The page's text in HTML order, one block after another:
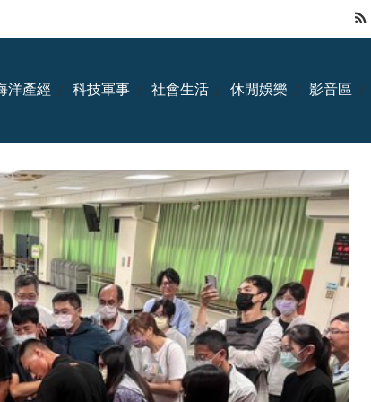
洋產經 科技軍事 社會生活 休閒娛樂 影音區